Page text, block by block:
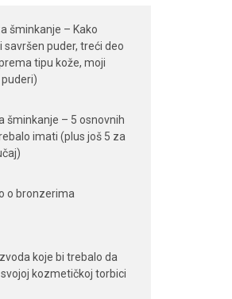
šminkanje – Kako
savršen puder, treći deo
tipu kože, moji
šminkanje – 5 osnovnih
imati (plus još 5 za
o bronzerima
koje bi trebalo da
kozmetičkoj torbici